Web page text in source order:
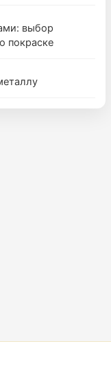
выбор
покраске